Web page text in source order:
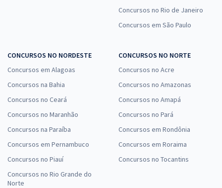
Concursos no Rio de Janeiro
Concursos em São Paulo
CONCURSOS NO NORDESTE
Concursos em Alagoas
Concursos na Bahia
Concursos no Ceará
Concursos no Maranhão
Concursos na Paraíba
Concursos em Pernambuco
Concursos no Piauí
Concursos no Rio Grande do
Norte
CONCURSOS NO NORTE
Concursos no Acre
Concursos no Amazonas
Concursos no Amapá
Concursos no Pará
Concursos em Rondônia
Concursos em Roraima
Concursos no Tocantins